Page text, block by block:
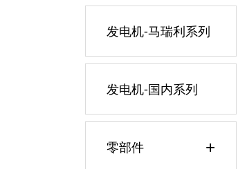
发电机-马瑞利系列
发电机-国内系列
零部件 +